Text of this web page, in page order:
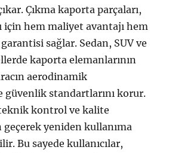
Çıkma kaporta parçaları,
için hem maliyet avantajı hem
sağlar. Sedan, SUV ve
kaporta elemanlarının
aerodinamik
güvenlik standartlarını korur.
kontrol ve kalite
yeniden kullanıma
Bu sayede kullanıcılar,